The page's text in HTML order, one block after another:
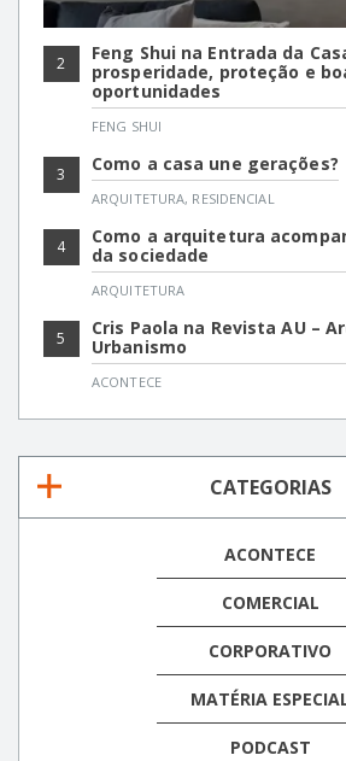
2
Feng Shui na Entrada da
prosperidade, proteção e
oportunidades
FENG SHUI
3 Como a casa une gerações?
ARQUITETURA, RESIDENCIAL
4
Como a arquitetura
da sociedade
ARQUITETURA
5
Cris Paola na Revista AU –
Urbanismo
ACONTECE
CATEGORIAS
ACONTECE
COMERCIAL
CORPORATIVO
MATÉRIA
PODCAST